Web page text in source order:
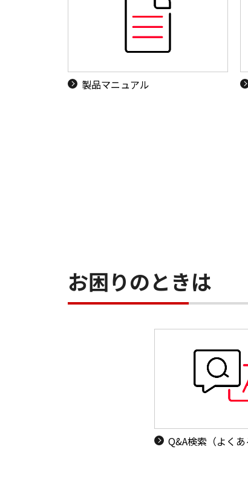
製品マニュアル
お困りのときは
Q&A検索（よくあ